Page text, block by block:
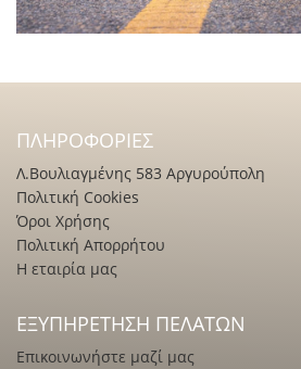
ΠΛΗΡΟΦΟΡΊΕΣ
Λ.Βουλιαγμένης 583 Αργυρούπολη
Πολιτική Cookies
Όροι Χρήσης
Πολιτική Απορρήτου
Η εταιρία μας
ΕΞΥΠΗΡΈΤΗΣΗ ΠΕΛΑΤΏΝ
Επικοινωνήστε μαζί μας